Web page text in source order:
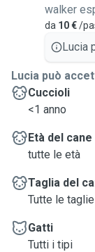
walker
da 10 €/
Lucia
Lucia può
Cuccioli
<1 anno
Età del cane
tutte le età
Taglia del
Tutte le taglie
Gatti
Tutti i tipi